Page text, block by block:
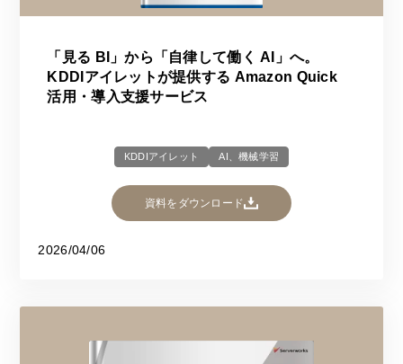
「見る BI」から「自律して働く AI」へ。
KDDIアイレットが提供する Amazon Quick
活用・導入支援サービス
KDDIアイレット AI、機械学習
資料をダウンロード
2026/04/06